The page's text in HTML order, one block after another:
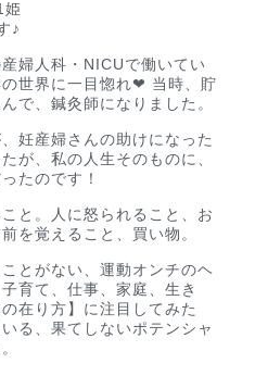
姫
♪
婦人科・NICUで働いてい
世界に一目惚れ❤︎ 当時、貯
で、鍼灸師になりました。
妊産婦さんの助けになった
が、私の人生そのものに、
たのです！
と。人に怒られること、お
を覚えること、買い物。
とがない、運動オンチのヘ
育て、仕事、家庭、生き
在り方】に注目してみた
る、果てしないポテンシャ